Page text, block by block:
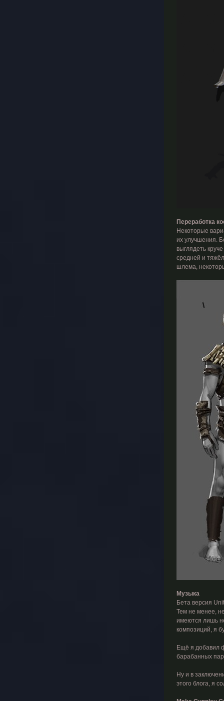
Переработка
Некоторые
их улучшения.
выглядеть
средней и
шлема,
Музыка
Бета версия
Тем не менее,
имеются лишь
композиций, я
Ещё я добавил
барабанных
Ну и в
этого блога, я